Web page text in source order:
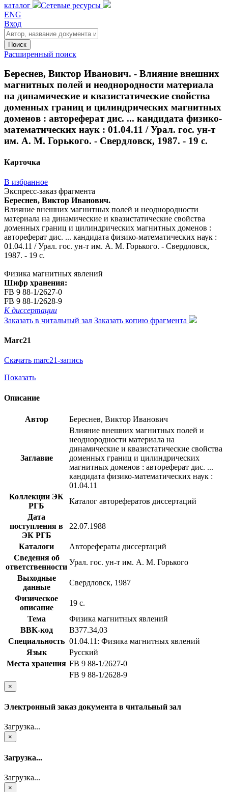
каталог
Сетевые ресурсы
ENG
Вход
Поиск
Расширенный поиск
Береснев, Виктор Иванович. - Влияние внешних
магнитных полей и неоднородности материала
на динамические и квазистатические свойства
доменных границ и цилиндрических магнитных
доменов : автореферат дис. ... кандидата физико-
математических наук : 01.04.11 / Урал. гос. ун-т
им. А. М. Горького. - Свердловск, 1987. - 19 с.
Карточка
В избранное
Экспресс-заказ фрагмента
Береснев, Виктор Иванович.
Влияние внешних магнитных полей и неоднородности
материала на динамические и квазистатические свойства
доменных границ и цилиндрических магнитных доменов :
автореферат дис. ... кандидата физико-математических наук :
01.04.11 / Урал. гос. ун-т им. А. М. Горького. - Свердловск,
1987. - 19 с.
Физика магнитных явлений
Шифр хранения:
FB 9 88-1/2627-0
FB 9 88-1/2628-9
К диссертации
Заказать в читальный зал Заказать копию фрагмента
Marc21
Скачать marc21-запись
Показать
Описание
Автор Береснев, Виктор Иванович
Заглавие
Влияние внешних магнитных полей и
неоднородности материала на
динамические и квазистатические свойства
доменных границ и цилиндрических
магнитных доменов : автореферат дис. ...
кандидата физико-математических наук :
01.04.11
Коллекции ЭК
РГБ
Каталог авторефератов диссертаций
Дата
поступления в
ЭК РГБ
22.07.1988
Каталоги
Авторефераты диссертаций
Сведения об
ответственности
Урал. гос. ун-т им. А. М. Горького
Выходные
данные
Свердловск, 1987
Физическое
описание
19 с.
Тема
Физика магнитных явлений
BBK-код
В377.34,03
Специальность 01.04.11: Физика магнитных явлений
Язык
Русский
Места хранения FB 9 88-1/2627-0
FB 9 88-1/2628-9
×
Электронный заказ документа в читальный зал
Загрузка...
×
Загрузка...
Загрузка...
×